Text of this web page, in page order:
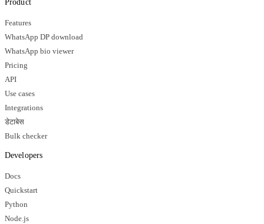
Product
Features
WhatsApp DP download
WhatsApp bio viewer
Pricing
API
Use cases
Integrations
डेटाबेस
Bulk checker
Developers
Docs
Quickstart
Python
Node.js